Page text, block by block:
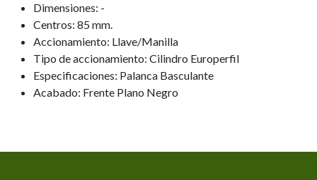
Dimensiones: -
Centros: 85 mm.
Accionamiento: Llave/Manilla
Tipo de accionamiento: Cilindro Europerfil
Especificaciones: Palanca Basculante
Acabado: Frente Plano Negro